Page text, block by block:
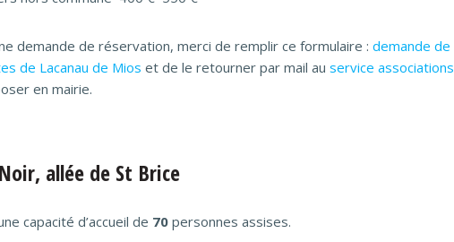
demande de réservation, merci de remplir ce formulaire : demande de
de Lacanau de Mios et de le retourner par mail au service associations
en mairie.
allée de St Brice
capacité d’accueil de 70 personnes assises.